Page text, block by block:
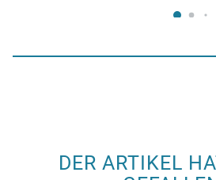
DER ARTIKEL